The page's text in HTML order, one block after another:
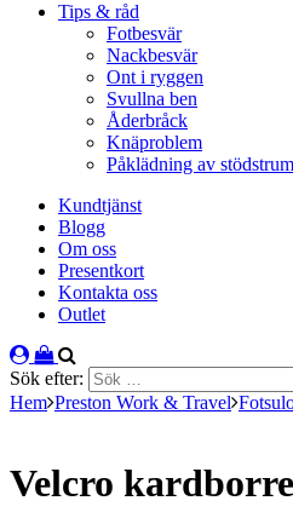
Tips & råd
Fotbesvär
Nackbesvär
Ont i ryggen
Svullna ben
Åderbråck
Knäproblem
Påklädning av
Kundtjänst
Blogg
Om oss
Presentkort
Kontakta oss
Outlet
Sök efter:
Hem Preston Work & Travel
Velcro